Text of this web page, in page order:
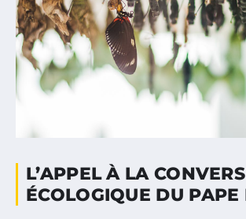
L’APPEL À LA
ÉCOLOGIQUE DU